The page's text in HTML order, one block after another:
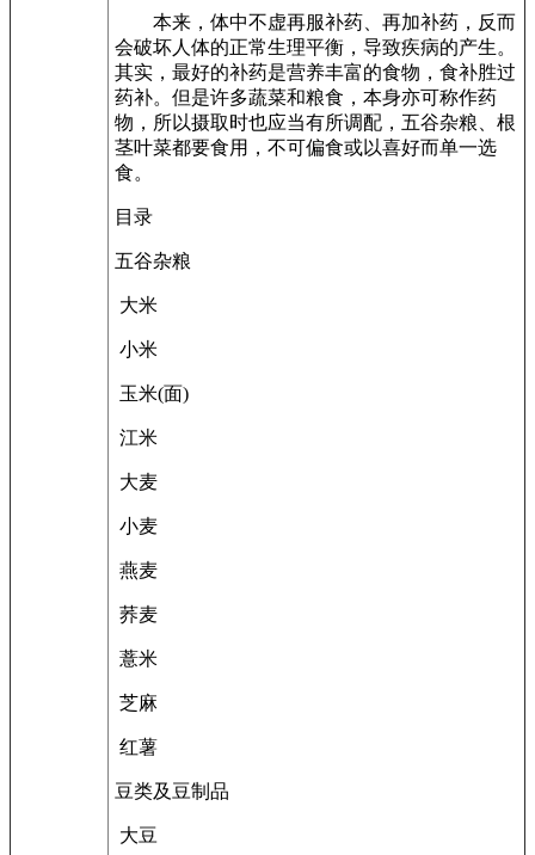
本来，体中不虚再服补药、再加补药，反而
会破坏人体的正常生理平衡，导致疾病的产生。
其实，最好的补药是营养丰富的食物，食补胜过
药补。但是许多蔬菜和粮食，本身亦可称作药
物，所以摄取时也应当有所调配，五谷杂粮、根
茎叶菜都要食用，不可偏食或以喜好而单一选
食。
目录
五谷杂粮
大米
小米
玉米(面)
江米
大麦
小麦
燕麦
荞麦
薏米
芝麻
红薯
豆类及豆制品
大豆